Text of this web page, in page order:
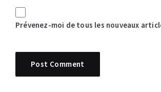
Prévenez-moi de tous les nouveaux